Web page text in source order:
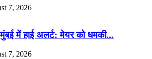
7, 2026
में हाई अलर्ट: मेयर को धमकी...
7, 2026